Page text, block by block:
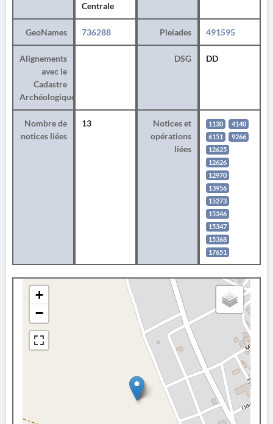
Centrale
GeoNames 736288 Pleiades 491595
Alignements
avec le
Cadastre
Archéologique
DSG DD
Nombre de
notices liées
13
Notices et
opérations
liées
1130
4140
6151
9266
12625
12626
12970
13956
15273
15346
15347
15368
17651
+
−